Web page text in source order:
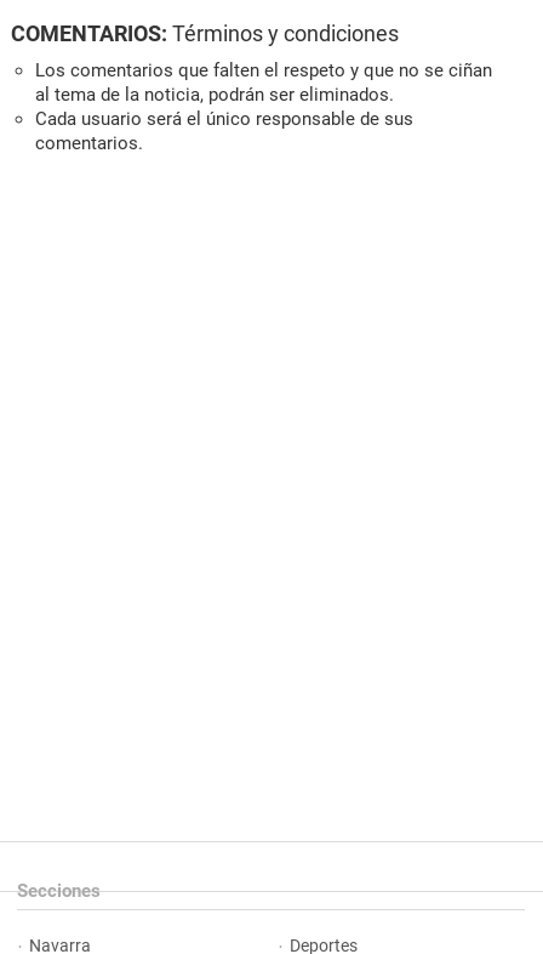
COMENTARIOS: Términos y condiciones
Los comentarios que falten el respeto y que no se ciñan
al tema de la noticia, podrán ser eliminados.
Cada usuario será el único responsable de sus
comentarios.
Secciones
Navarra Deportes